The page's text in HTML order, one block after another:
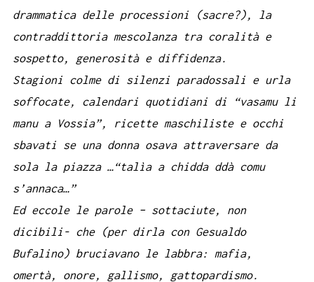
drammatica delle processioni (sacre?), la
contraddittoria mescolanza tra coralità e
sospetto, generosità e diffidenza.
Stagioni colme di silenzi paradossali e urla
soffocate, calendari quotidiani di “vasamu li
manu a Vossia”, ricette maschiliste e occhi
sbavati se una donna osava attraversare da
sola la piazza …“talìa a chidda ddà comu
s’annaca…”
Ed eccole le parole – sottaciute, non
dicibili- che (per dirla con Gesualdo
Bufalino) bruciavano le labbra: mafia,
omertà, onore, gallismo, gattopardismo.